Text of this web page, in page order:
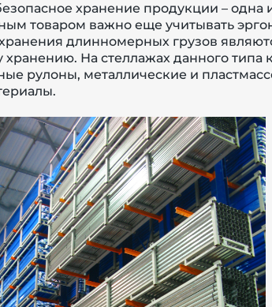
хранение продукции –
товаром важно еще учитывать
длинномерных грузов
На стеллажах данного типа
рулоны, металлические и